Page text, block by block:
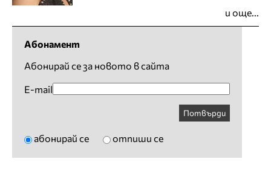
и още...
Абонамент
Абонирай се за новото в сайта
E-mail
Потвърди
абонирай се отпиши се